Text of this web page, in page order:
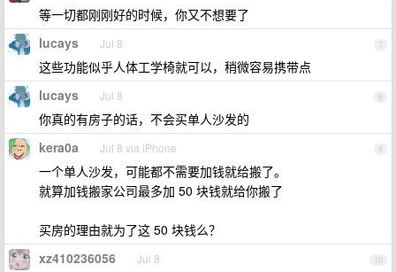
等一切都刚刚好的时候，你又不想要了
7
lucays Jul 8
这些功能似乎人体工学椅就可以，稍微容易携带点
8
lucays Jul 8
你真的有房子的话，不会买单人沙发的
9
kera0a Jul 8 via iPhone
一个单人沙发，可能都不需要加钱就给搬了。
就算加钱搬家公司最多加 50 块钱就给你搬了
买房的理由就为了这 50 块钱么？
10
xz410236056 Jul 8